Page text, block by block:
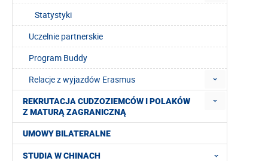
Statystyki
Uczelnie partnerskie
Program Buddy
Relacje z wyjazdów Erasmus
REKRUTACJA CUDZOZIEMCÓW I POLAKÓW
Z MATURĄ ZAGRANICZNĄ
UMOWY BILATERALNE
STUDIA W CHINACH